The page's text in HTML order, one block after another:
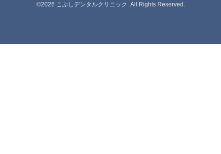
©2026 こぶしデンタルクリニック . All Rights Reserved.